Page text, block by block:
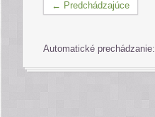
← Predchádzajúce
Automatické prechádzanie: